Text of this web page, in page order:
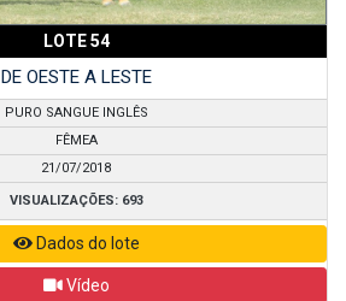
LOTE 54
DE OESTE A LESTE
PURO SANGUE INGLÊS
FÊMEA
21/07/2018
VISUALIZAÇÕES: 693
Dados do lote
Vídeo